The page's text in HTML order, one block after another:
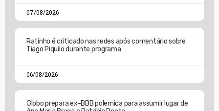
07/08/2026
Ratinho é criticado nas redes após comentário sobre
Tiago Piquilo durante programa
06/08/2026
Globo prepara ex-BBB polemica para assumir lugar de